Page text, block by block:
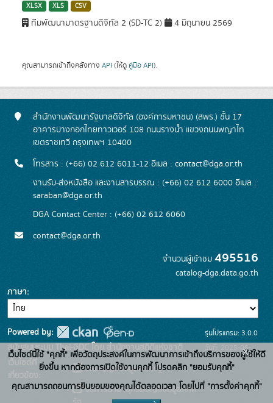
XLSX XLS CSV
ทีมพัฒนามาตรฐานดิจิทัล 2 (SD-TC 2) 4 มิถุนายน 2569
คุณสามารถเข้าถึงคลังทาง API (ให้ดู คู่มือ API).
สำนักงานพัฒนารัฐบาลดิจิทัล (องค์การมหาชน) (สพร.) ชั้น 17
อาคารบางกอกไทยทาวเวอร์ 108 ถนนรางน้ำ แขวงถนนพญาไท
เขตราชเทวี กรุงเทพฯ 10400
โทรสาร : (+66) 02 612 6011-12 อีเมล : contact@dga.or.th
งานรับ-ส่งหนังสือ และงานสารบรรณ : (+66) 02 612 6000 อีเมล :
saraban@dga.or.th
DGA Contact Center : (+66) 02 612 6060
contact@dga.or.th
จำนวนผู้เข้าชม 495516
catalog-dga.data.go.th
ภาษา
Powered by:
สนับสนุนระบบ Thai-GDC โดย สำนักงานสถิติแห่งชาติ
เว็บไซต์ที่
เกี่ยวข้อง:
ระบบบัญชีข้อมูลภาครัฐ
บริการนามานุกรมบัญชีข้อมูลภาค
รุ่นโปรแกรม: 3.0.0
วันที่: 2025-06-
26
เว็บไซต์นี้ใช้ "คุกกี้" เพื่อวัตถุประสงค์ในการพัฒนาการเข้าถึงบริการของผู้ใช้ให้ดี
ยิ่งขึ้น หากต้องการเปิดใช้งานคุกกี้ โปรดคลิก "ยอมรับคุกกี้"
คุณสามารถถอนการยินยอมของคุณได้ตลอดเวลา โดยไปที่ "การตั้งค่าคุกกี้"
x